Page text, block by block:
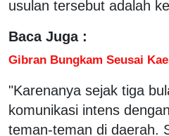
usulan tersebut adalah
Baca Juga :
Gibran Bungkam Seusai
"Karenanya sejak tiga
komunikasi intens
teman-teman di daerah.